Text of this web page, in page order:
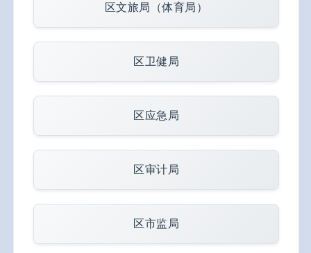
区文旅局（体育局）
区卫健局
区应急局
区审计局
区市监局